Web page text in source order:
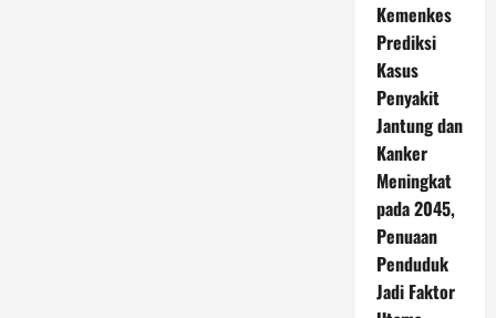
Kemenkes
Prediksi
Kasus
Penyakit
Jantung dan
Kanker
Meningkat
pada 2045,
Penuaan
Penduduk
Jadi Faktor